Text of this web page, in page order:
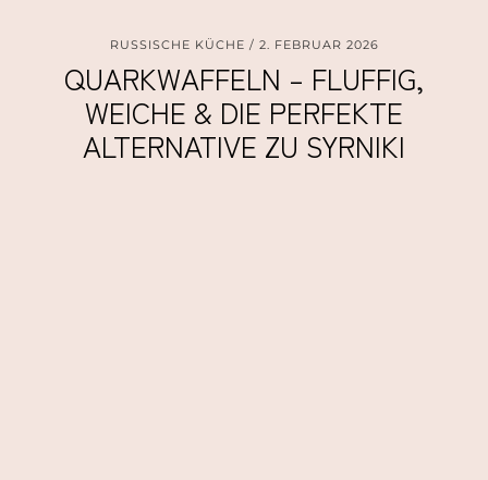
RUSSISCHE KÜCHE 2. FEBRUAR 2026
QUARKWAFFELN – FLUFFIG,
WEICHE & DIE PERFEKTE
ALTERNATIVE ZU SYRNIKI